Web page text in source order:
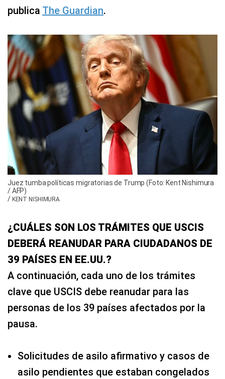
publica The Guardian.
Juez tumba políticas migratorias de Trump (Foto: Kent Nishimura
/ AFP)
/ KENT NISHIMURA
¿CUÁLES SON LOS TRÁMITES QUE USCIS
DEBERÁ REANUDAR PARA CIUDADANOS DE
39 PAÍSES EN EE.UU.?
A continuación, cada uno de los trámites
clave que USCIS debe reanudar para las
personas de los 39 países afectados por la
pausa.
Solicitudes de asilo afirmativo y casos de
asilo pendientes que estaban congelados